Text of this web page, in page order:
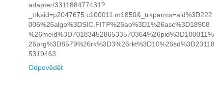
adapter/331188477431?
_trksid=p2047675.c100011.m1850&_trkparms=aid%3D222
006%26algo%3DSIC.FITP%26ao%3D1%26asc%3D18908
%26meid%3D7018345286533570364%26pid%3D100011%
26prg%3D8579%26rk%3D3%26rkt%3D10%26sd%3D23118
5319463
Odpovědět